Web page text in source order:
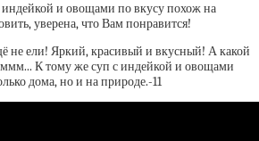
и овощами по вкусу похож на
уверена, что Вам понравится!